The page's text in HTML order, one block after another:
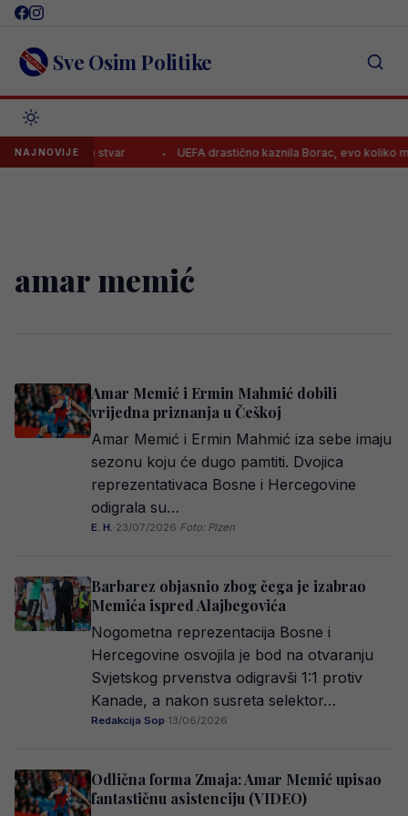
Skip
content Sve Osim Politike
NAJNOVIJE
na jednu stvar UEFA drastično kaznila Borac, evo koliko
amar memić
Amar Memić i Ermin Mahmić dobili
vrijedna priznanja u Češkoj
Amar Memić i Ermin Mahmić iza sebe imaju
sezonu koju će dugo pamtiti. Dvojica
reprezentativaca Bosne i Hercegovine
odigrala su…
E. H.·23/07/2026·Foto: Plzen
Barbarez objasnio zbog čega je izabrao
Memića ispred Alajbegovića
Nogometna reprezentacija Bosne i
Hercegovine osvojila je bod na otvaranju
Svjetskog prvenstva odigravši 1:1 protiv
Kanade, a nakon susreta selektor…
Redakcija Sop·13/06/2026
Odlična forma Zmaja: Amar Memić upisao
fantastičnu asistenciju (VIDEO)